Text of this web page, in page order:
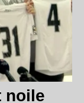
noile